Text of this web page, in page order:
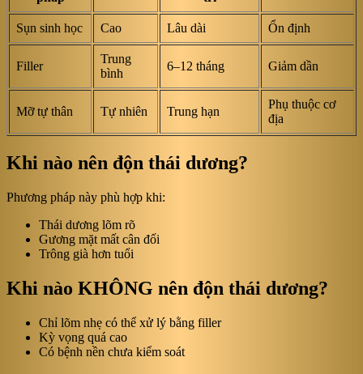
Sụn sinh học Cao Lâu dài Ổn định
Filler
Trung
bình
6–12 tháng Giảm dần
Mỡ tự thân Tự nhiên Trung hạn
Phụ thuộc cơ
địa
Khi nào nên độn thái dương?
Phương pháp này phù hợp khi:
Thái dương lõm rõ
Gương mặt mất cân đối
Trông già hơn tuổi
Khi nào KHÔNG nên độn thái dương?
Chỉ lõm nhẹ có thể xử lý bằng filler
Kỳ vọng quá cao
Có bệnh nền chưa kiểm soát